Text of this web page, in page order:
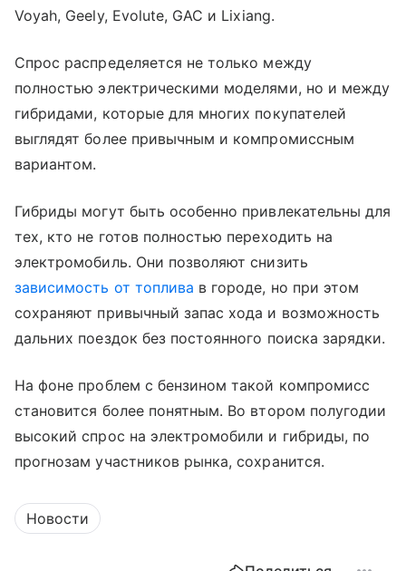
Voyah, Geely, Evolute, GAC и Lixiang.
Спрос распределяется не только между
полностью электрическими моделями, но и между
гибридами, которые для многих покупателей
выглядят более привычным и компромиссным
вариантом.
Гибриды могут быть особенно привлекательны для
тех, кто не готов полностью переходить на
электромобиль. Они позволяют снизить
зависимость от топлива в городе, но при этом
сохраняют привычный запас хода и возможность
дальних поездок без постоянного поиска зарядки.
На фоне проблем с бензином такой компромисс
становится более понятным. Во втором полугодии
высокий спрос на электромобили и гибриды, по
прогнозам участников рынка, сохранится.
Новости